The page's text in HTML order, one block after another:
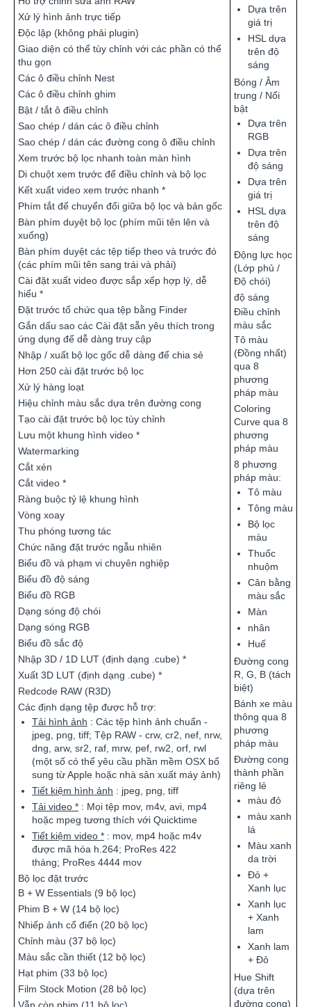
Xử lý hình ảnh trực tiếp
Độc lập (không phải plugin)
Giao diện có thể tùy chỉnh với các phần có thể
thu gọn
Các ô điều chỉnh Nest
Các ô điều chỉnh ghim
Bật / tắt ô điều chỉnh
Sao chép / dán các ô điều chỉnh
Sao chép / dán các đường cong ô điều chỉnh
Xem trước bộ lọc nhanh toàn màn hình
Di chuột xem trước để điều chỉnh và bộ lọc
Kết xuất video xem trước nhanh *
Phím tắt để chuyển đổi giữa bộ lọc và bản gốc
Bàn phím duyệt bộ lọc (phím mũi tên lên và
xuống)
Bàn phím duyệt các tệp tiếp theo và trước đó
(các phím mũi tên sang trái và phải)
Cài đặt xuất video được sắp xếp hợp lý, dễ
hiểu *
Đặt trước tổ chức qua tệp bằng Finder
Gắn dấu sao các Cài đặt sẵn yêu thích trong
ứng dụng để dễ dàng truy cập
Nhập / xuất bộ lọc gốc dễ dàng để chia sẻ
Hơn 250 cài đặt trước bộ lọc
Xử lý hàng loạt
Hiệu chỉnh màu sắc dựa trên đường cong
Tạo cài đặt trước bộ lọc tùy chỉnh
Lưu một khung hình video *
Watermarking
Cắt xén
Cắt video *
Ràng buộc tỷ lệ khung hình
Vòng xoay
Thu phóng tương tác
Chức năng đặt trước ngẫu nhiên
Biểu đồ và phạm vi chuyên nghiệp
Biểu đồ độ sáng
Biểu đồ RGB
Dạng sóng độ chói
Dạng sóng RGB
Biểu đồ sắc độ
Nhập 3D / 1D LUT (định dạng .cube) *
Xuất 3D LUT (định dạng .cube) *
Redcode RAW (R3D)
Các định dạng tệp được hỗ trợ:
Tải hình ảnh : Các tệp hình ảnh chuẩn -
jpeg, png, tiff; Tệp RAW - crw, cr2, nef, nrw,
dng, arw, sr2, raf, mrw, pef, rw2, orf, rwl
(một số có thể yêu cầu phần mềm OSX bổ
sung từ Apple hoặc nhà sản xuất máy ảnh)
Tiết kiệm hình ảnh : jpeg, png, tiff
Tải video * : Mọi tệp mov, m4v, avi, mp4
hoặc mpeg tương thích với Quicktime
Tiết kiệm video * : mov, mp4 hoặc m4v
được mã hóa h.264; ProRes 422
tháng; ProRes 4444 mov
Bộ lọc đặt trước
B + W Essentials (9 bộ lọc)
Phim B + W (14 bộ lọc)
Nhiếp ảnh cổ điển (20 bộ lọc)
Chỉnh màu (37 bộ lọc)
Màu sắc cần thiết (12 bộ lọc)
Hạt phim (33 bộ lọc)
Film Stock Motion (28 bộ lọc)
Vẫn còn phim (11 bộ lọc)
Dựa trên
giá trị
HSL dựa
trên độ
sáng
Bóng / Âm
trung / Nổi
bật
Dựa trên
RGB
Dựa trên
độ sáng
Dựa trên
giá trị
HSL dựa
trên độ
sáng
Động lực học
(Lớp phủ /
Độ chói)
độ sáng
Điều chỉnh
màu sắc
Tô màu
(Đồng nhất)
qua 8
phương
pháp màu
Coloring
Curve qua 8
phương
pháp màu
8 phương
pháp màu:
Tô màu
Tông màu
Bộ lọc
màu
Thuốc
nhuộm
Cân bằng
màu sắc
Màn
nhân
Huế
Đường cong
R, G, B (tách
biệt)
Bánh xe màu
thông qua 8
phương
pháp màu
Đường cong
thành phần
riêng lẻ
màu đỏ
màu xanh
lá
Màu xanh
da trời
Đỏ +
Xanh lục
Xanh lục
+ Xanh
lam
Xanh lam
+ Đỏ
Hue Shift
(dựa trên
đường cong)